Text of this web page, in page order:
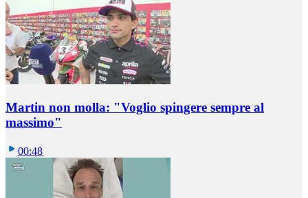
Martin non molla: "Voglio spingere sempre al
massimo"
00:48